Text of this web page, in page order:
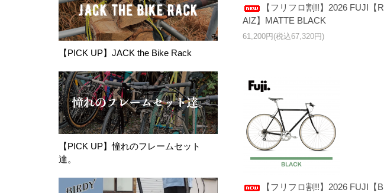
【フリフロ割!!】2026 FUJI【R
AIZ】MATTE BLACK
61,200円(税込67,320円)
【フリフロ割!!】2026 FUJI【B
【PICK UP】JACK the Bike Rack
【PICK UP】憧れのフレームセット
達。